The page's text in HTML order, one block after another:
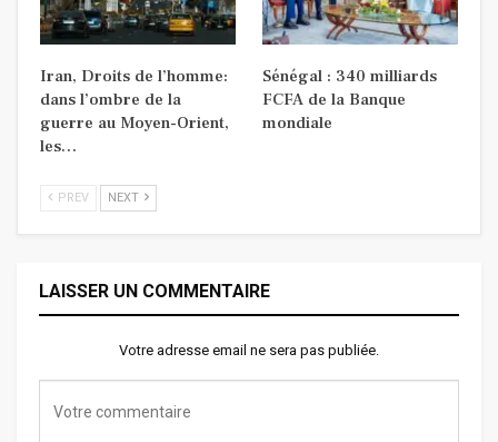
Iran, Droits de l’homme:
dans l’ombre de la
guerre au Moyen-Orient,
les…
Sénégal : 340 milliards
FCFA de la Banque
mondiale
PREV NEXT
LAISSER UN COMMENTAIRE
Votre adresse email ne sera pas publiée.